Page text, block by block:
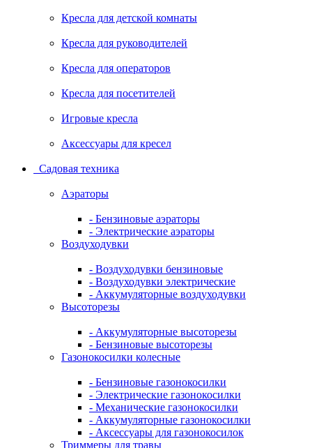
Кресла для детской комнаты
Кресла для руководителей
Кресла для операторов
Кресла для посетителей
Игровые кресла
Аксессуары для кресел
Садовая техника
Аэраторы
- Бензиновые аэраторы
- Электрические аэраторы
Воздуходувки
- Воздуходувки бензиновые
- Воздуходувки электрические
- Аккумуляторные воздуходувки
Высоторезы
- Аккумуляторные высоторезы
- Бензиновые высоторезы
Газонокосилки колесные
- Бензиновые газонокосилки
- Электрические газонокосилки
- Механические газонокосилки
- Аккумуляторные газонокосилки
- Аксессуары для газонокосилок
Триммеры для травы